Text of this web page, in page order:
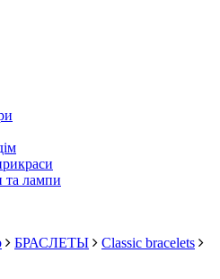
та лампи
БРАСЛЕТЫ
Classic bracelets